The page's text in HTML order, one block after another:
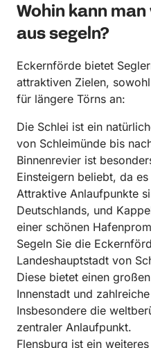
Wohin kann
aus segeln?
Eckernförde bietet
attraktiven Zielen,
für längere Törns an:
Die Schlei ist ein
von Schleimünde bis
Binnenrevier ist
Einsteigern beliebt, da
Attraktive Anlaufpunkte
Deutschlands, und
einer schönen
Segeln Sie die
Landeshauptstadt von
Diese bietet einen
Innenstadt und
Insbesondere die
zentraler Anlaufpunkt.
Flensburg ist ein